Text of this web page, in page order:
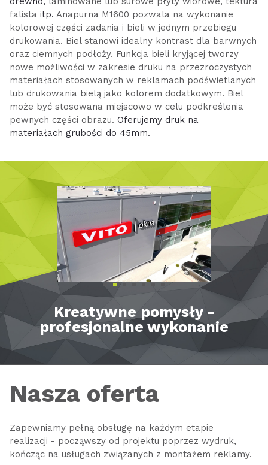
falista itp. Anapurna M1600 pozwala na wykonanie
kolorowej części zadania i bieli w jednym przebiegu
drukowania. Biel stanowi idealny kontrast dla barwnych
oraz ciemnych podłoży. Funkcja bieli kryjącej tworzy
nowe możliwości w zakresie druku na przezroczystych
materiałach stosowanych w reklamach podświetlanych
lub drukowania bielą jako kolorem dodatkowym. Biel
może być stosowana miejscowo w celu podkreślenia
pewnych części obrazu. Oferujemy druk na
materiałach grubości do 45mm.
Kreatywne pomysły -
profesjonalne wykonanie
Nasza oferta
Zapewniamy pełną obsługę na każdym etapie
realizacji - począwszy od projektu poprzez wydruk,
kończąc na usługach związanych z montażem reklamy.